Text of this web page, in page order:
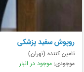
روپوش سفید پزشکی
تامین کننده (تهران)
موجودی: موجود در انبار